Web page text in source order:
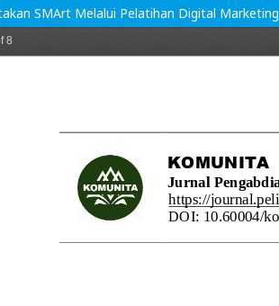
SMArt Melalui Pelatihan Digital Marketing